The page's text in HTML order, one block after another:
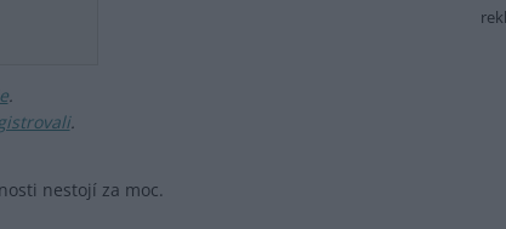
.
.
nestojí za moc.